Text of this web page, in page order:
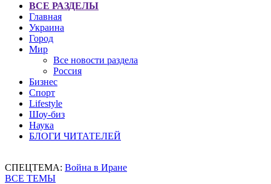
ВСЕ РАЗДЕЛЫ
Главная
Украина
Город
Мир
Все новости раздела
Россия
Бизнес
Спорт
Lifestyle
Шоу-биз
Наука
БЛОГИ ЧИТАТЕЛЕЙ
СПЕЦТЕМА: Война в Иране
ВСЕ ТЕМЫ